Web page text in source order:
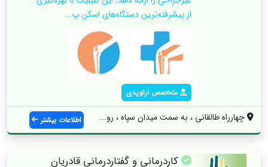
از پیشرفته‌ترین دستگاه‌های اسکن پ...
متخصص ارتوپدی
چهارراه طالقانی ، به سمت میدان سپاه ، رو... اطلاعات بیشتر
کاردرمانی و گفتاردرمانی قادریان